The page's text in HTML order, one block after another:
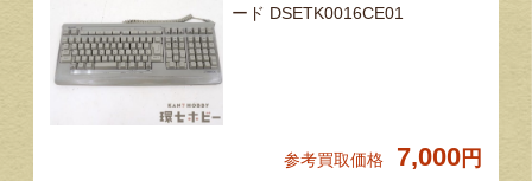
ード DSETK0016CE01
参考買取価格 7,000 円